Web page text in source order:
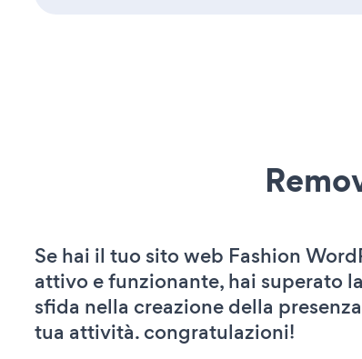
Se hai il tuo sito web Fashion
attivo e funzionante, hai superato
sfida nella creazione della
tua attività. congratulazioni!